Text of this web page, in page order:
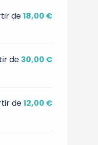
de18,00 €
de 30,00 €
de12,00 €